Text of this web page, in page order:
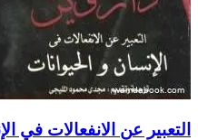
التعبير عن الانفعالات في